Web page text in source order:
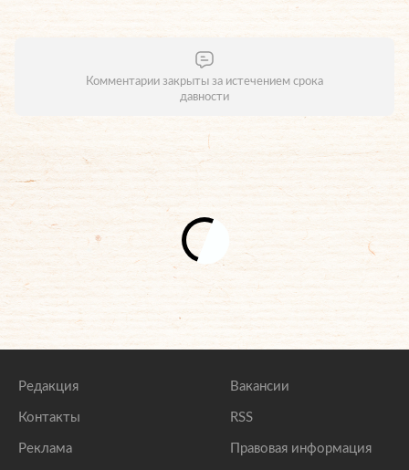
Комментарии закрыты за истечением срока
давности
Редакция
Контакты
Реклама
Вакансии
RSS
Правовая информация